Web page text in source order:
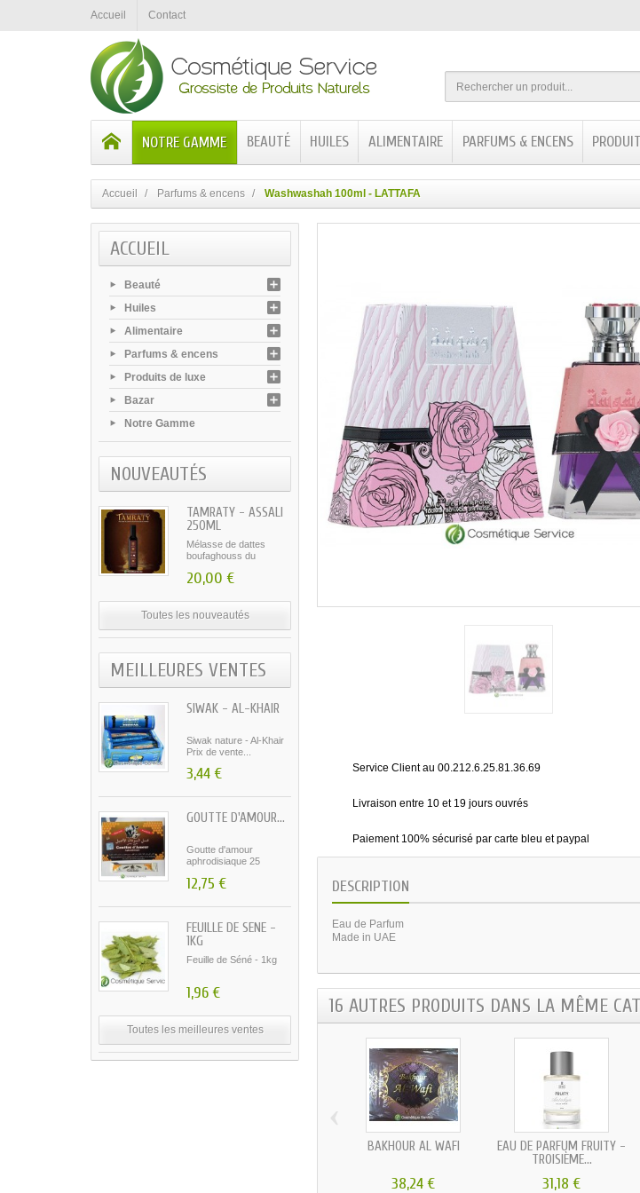
Accueil Contact
NOTRE GAMME BEAUTÉ HUILES ALIMENTAIRE PARFUMS & ENCENS
Accueil Parfums & encens Washwashah 100ml - LATTAFA
ACCUEIL
Beauté
Huiles
Alimentaire
Parfums & encens
Produits de luxe
Bazar
Notre Gamme
NOUVEAUTÉS
TAMRATY - ASSALI
250ML
Mélasse de dattes
boufaghouss du
20,00 €
Toutes les nouveautés
MEILLEURES VENTES
SIWAK - AL-KHAIR
Siwak nature - Al-Khair
Prix de vente...
3,44 €
GOUTTE D'AMOUR...
Goutte d'amour
aphrodisiaque 25
12,75 €
FEUILLE DE SÉNÉ -
1KG
Feuille de Séné - 1kg
1,96 €
Toutes les meilleures ventes
Service Client au 00.212.6.25.81.36.69
Livraison entre 10 et 19 jours ouvrés
Paiement 100% sécurisé par carte bleu et paypal
DESCRIPTION
Eau de Parfum
Made in UAE
16 AUTRES PRODUITS DANS LA MÊME
BAKHOUR AL WAFI
38,24 €
EAU DE PARFUM FRUITY -
TROISIÈME...
31,18 €